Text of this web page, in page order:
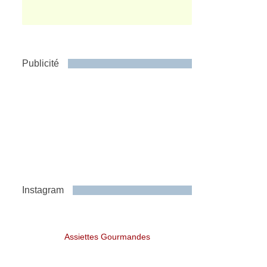
Publicité
Instagram
Assiettes Gourmandes